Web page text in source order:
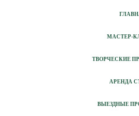
МАСТЕР-
ТВОРЧЕСКИЕ
АРЕНДА
ВЫЕЗДНЫЕ